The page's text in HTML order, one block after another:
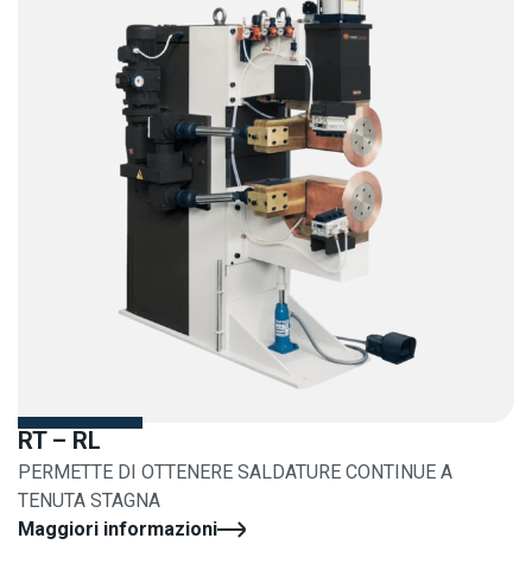
RT – RL
PERMETTE DI OTTENERE SALDATURE CONTINUE A
TENUTA STAGNA
Maggiori informazioni